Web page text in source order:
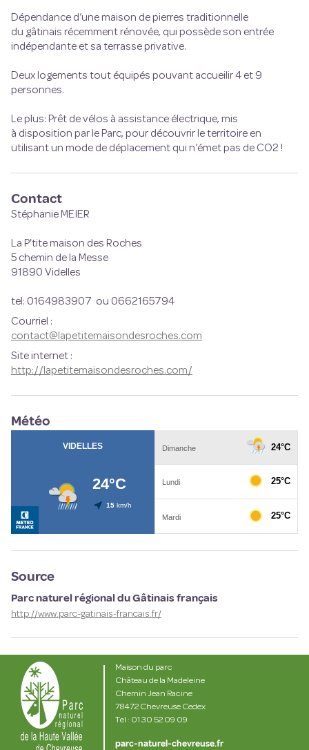
Dépendance d’une maison de pierres traditionnelle
du gâtinais récemment rénovée, qui possède son entrée
indépendante et sa terrasse privative.
Deux logements tout équipés pouvant accueilir 4 et 9
personnes.
Le plus: Prêt de vélos à assistance électrique, mis
à disposition par le Parc, pour découvrir le territoire en
utilisant un mode de déplacement qui n’émet pas de CO2 !
Contact
Stéphanie MEIER
La P'tite maison des Roches
5 chemin de la Messe
91890 Videlles
tel: 0164983907 ou 0662165794
Courriel :
contact@lapetitemaisondesroches.com
Site internet :
http://lapetitemaisondesroches.com/
Météo
Source
Parc naturel régional du Gâtinais français
http://www.parc-gatinais-francais.fr/
Maison du parc
Château de la Madeleine
Chemin Jean Racine
78472 Chevreuse Cedex
Tel : 01 30 52 09 09
parc-naturel-chevreuse.fr